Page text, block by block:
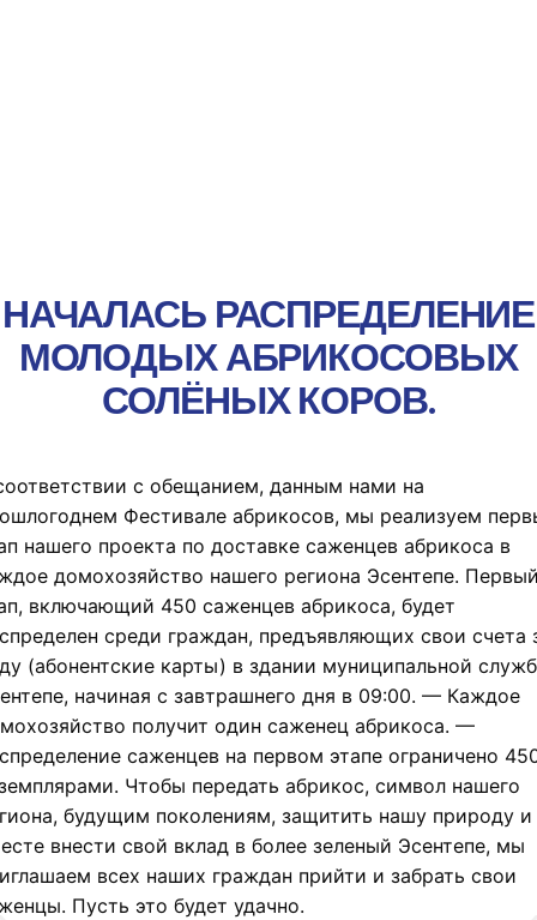
НАЧАЛАСЬ РАСПРЕДЕЛЕНИЕ
МОЛОДЫХ АБРИКОСОВЫХ
СОЛЁНЫХ КОРОВ.
с обещанием, данным нами на
Фестивале абрикосов, мы реализуем
нашего проекта по доставке саженцев абрикоса в
домохозяйство нашего региона Эсентепе.
включающий 450 саженцев абрикоса, будет
среди граждан, предъявляющих свои счета
(абонентские карты) в здании муниципальной
начиная с завтрашнего дня в 09:00. — Каждое
получит один саженец абрикоса. —
саженцев на первом этапе ограничено
Чтобы передать абрикос, символ нашего
будущим поколениям, защитить нашу природу и
внести свой вклад в более зеленый Эсентепе, мы
всех наших граждан прийти и забрать свои
Пусть это будет удачно.